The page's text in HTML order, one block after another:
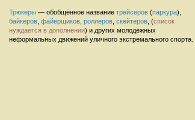
Трюкеры — обобщённое название трейсеров (паркура),
байкеров файерщиков роллеров скейтеров , (список
нуждается в дополнении) и других молодёжных
неформальных движений уличного экстремального спорта.